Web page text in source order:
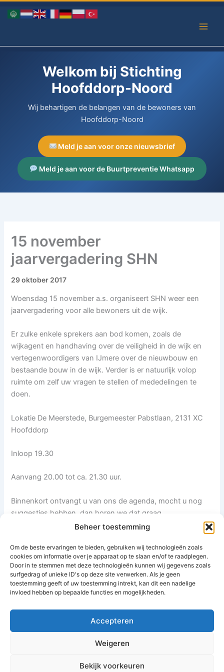
Beheer toestemming
Om de beste ervaringen te bieden, gebruiken wij technologieën zoals
cookies om informatie over je apparaat op te slaan en/of te raadplegen.
Door in te stemmen met deze technologieën kunnen wij gegevens zoals
surfgedrag of unieke ID's op deze site verwerken. Als je geen
toestemming geeft of uw toestemming intrekt, kan dit een nadelige
invloed hebben op bepaalde functies en mogelijkheden.
Accepteren
Weigeren
Bekijk voorkeuren
naar
Welkom bij Stichting
Hoofddorp-Noord
Wij behartigen de belangen van de bewoners van
Hoofddorp-Noord
Meld je aan voor onze nieuwsbrief
Meld je aan voor de Buurtpreventie Whatsapp
15 november
jaarvergadering SHN
29 oktober 2017
Woensdag 15 november a.s. organiseert SHN weer een
jaarvergadering voor alle bewoners uit de wijk.
Er zulke enkele sprekers aan bod komen, zoals de
wijkagent en handhaving over de veiligheid in de wijk en
vertegenwoordigers van IJmere over de nieuwbouw en
bestaande bouw in de wijk. Verder is er natuurlijk volop
ruimte om zelf uw vragen te stellen of mededelingen te
doen.
Lokatie De Meerstede, Burgemeester Pabstlaan, 2131 XC
Hoofddorp
Inloop 19.30
Aanvang 20.00 tot ca. 21.30 uur.
Binnenkort ontvangt u van ons de agenda, mocht u nog
suggesties hebben, dan horen we dat graag,
Stichting Hoofddorp Noord
VORIGE VOLGENDE